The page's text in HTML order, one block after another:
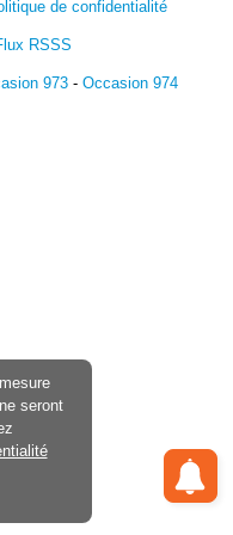
de confidentialité
RSSS
973 - Occasion 974
seront